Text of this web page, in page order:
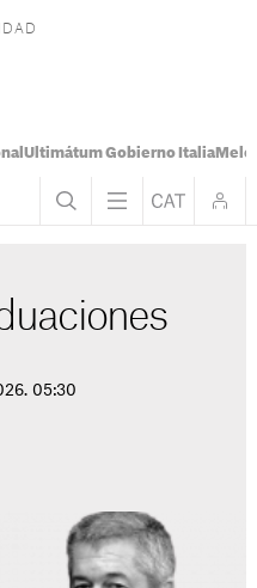
Ultimátum Gobierno Italia
05:30